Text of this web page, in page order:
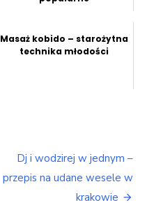
Masaż kobido – starożytna
technika młodości
Dj i wodzirej w jednym –
przepis na udane wesele w
krakowie